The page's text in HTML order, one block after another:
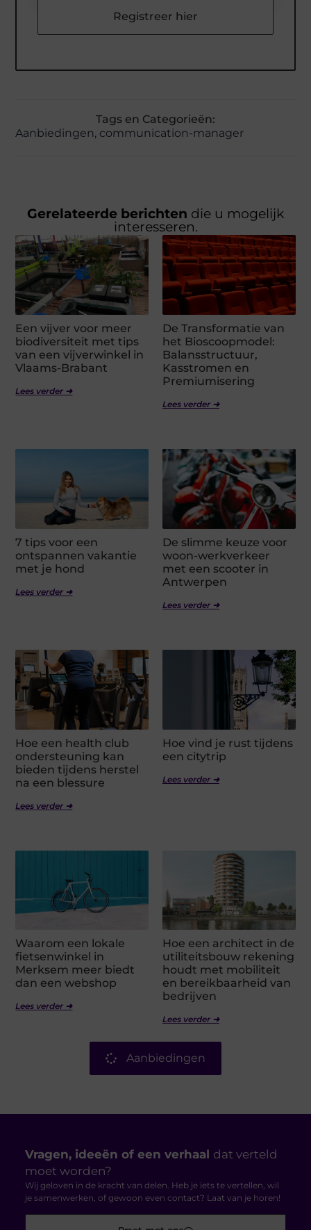
Registreer hier
Tags en Categorieën:
Aanbiedingen, communication-manager
Gerelateerde berichten die u mogelijk
interesseren.
Een vijver voor meer
biodiversiteit met tips
van een vijverwinkel in
Vlaams-Brabant
Lees verder ➜
De Transformatie van
het Bioscoopmodel:
Balansstructuur,
Kasstromen en
Premiumisering
Lees verder ➜
7 tips voor een
ontspannen vakantie
met je hond
Lees verder ➜
De slimme keuze voor
woon-werkverkeer
met een scooter in
Antwerpen
Lees verder ➜
Hoe een health club
ondersteuning kan
bieden tijdens herstel
na een blessure
Lees verder ➜
Hoe vind je rust tijdens
een citytrip
Lees verder ➜
Waarom een lokale
fietsenwinkel in
Merksem meer biedt
dan een webshop
Lees verder ➜
Hoe een architect in de
utiliteitsbouw rekening
houdt met mobiliteit
en bereikbaarheid van
bedrijven
Lees verder ➜
Aanbiedingen
Vragen, ideeën of een verhaal dat verteld
moet worden?
Wij geloven in de kracht van delen. Heb je iets te vertellen, wil
je samenwerken, of gewoon even contact? Laat van je horen!